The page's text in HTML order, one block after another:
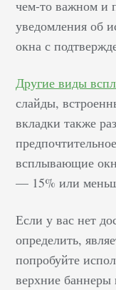
чем-то важном и
уведомления об
окна с
Другие виды
слайды,
вкладки также
всплывающие
— 15% или
Если у вас нет
определить,
попробуйте
верхние